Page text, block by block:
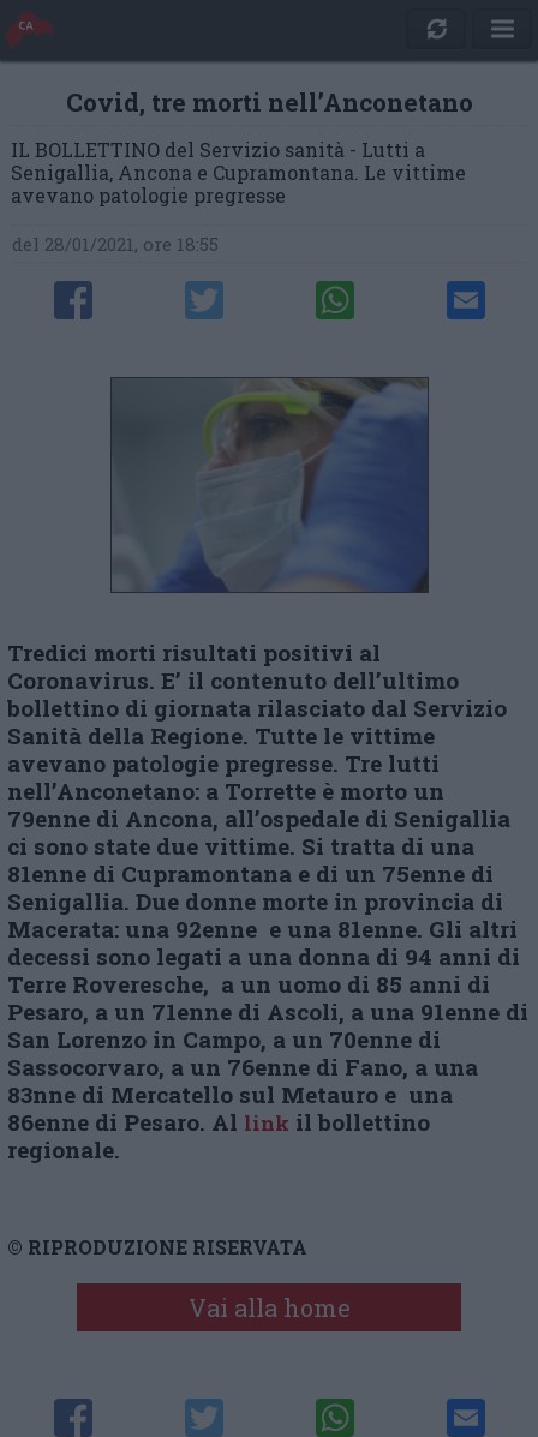
Covid, tre morti nell’Anconetano
IL BOLLETTINO del Servizio sanità - Lutti a
Senigallia, Ancona e Cupramontana. Le vittime
avevano patologie pregresse
del 28/01/2021, ore 18:55
Tredici morti risultati positivi al
Coronavirus. E’ il contenuto dell’ultimo
bollettino di giornata rilasciato dal Servizio
Sanità della Regione. Tutte le vittime
avevano patologie pregresse. Tre lutti
nell’Anconetano: a Torrette è morto un
79enne di Ancona, all’ospedale di Senigallia
ci sono state due vittime. Si tratta di una
81enne di Cupramontana e di un 75enne di
Senigallia. Due donne morte in provincia di
Macerata: una 92enne e una 81enne. Gli altri
decessi sono legati a una donna di 94 anni di
Terre Roveresche, a un uomo di 85 anni di
Pesaro, a un 71enne di Ascoli, a una 91enne di
San Lorenzo in Campo, a un 70enne di
Sassocorvaro, a un 76enne di Fano, a una
83nne di Mercatello sul Metauro e una
86enne di Pesaro. Al link il bollettino
regionale.
© RIPRODUZIONE RISERVATA
Vai alla home